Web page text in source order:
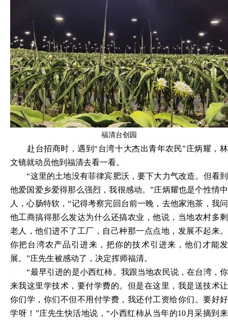
福清台创园
赴台招商时，遇到“台湾十大杰出青年农民”庄炳耀，林
文镜就动员他到福清去看一看。
“这里的土地没有菲律宾肥沃，要下大力气改造。但看到
他爱国爱乡爱得那么强烈，我很感动。”庄炳耀也是个性情中
人，心肠特软，“记得考察完回台前一晚，去他家泡茶，我问
他工商搞得那么发达为什么还搞农业，他说，当地农村多剩
老人，他们进不了工厂，自己种那一点点地，发展不起来。
你把台湾农产品引进来，把你的技术引进来，他们才能发
展。”庄先生被感动了，决定挥师福清。
“最早引进的是小西红柿。我跟当地农民说，在台湾，你
来我这里学技术，要付学费的。但是在这里，我是送技术让
你们学，你们不但不用付学费，我还付工资给你们。要好好
学呀！”庄先生快活地说，“小西红柿从当年的10月采摘到来